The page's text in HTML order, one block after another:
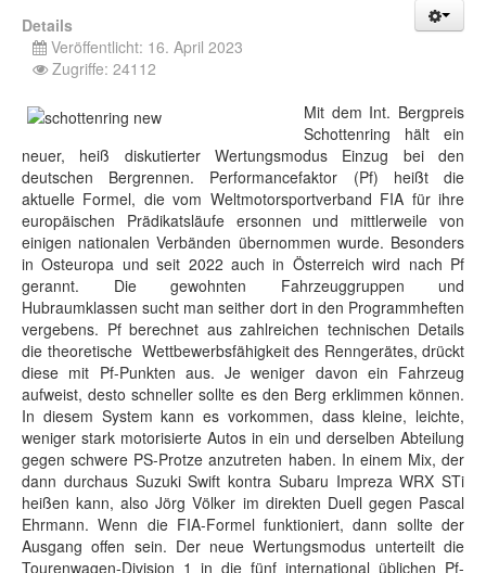
Details
Veröffentlicht: 16. April 2023
Zugriffe: 24112
Mit dem Int. Bergpreis
Schottenring hält ein
neuer, heiß diskutierter Wertungsmodus Einzug bei den
deutschen Bergrennen. Performancefaktor (Pf) heißt die
aktuelle Formel, die vom Weltmotorsportverband FIA für ihre
europäischen Prädikatsläufe ersonnen und mittlerweile von
einigen nationalen Verbänden übernommen wurde. Besonders
in Osteuropa und seit 2022 auch in Österreich wird nach Pf
gerannt. Die gewohnten Fahrzeuggruppen und
Hubraumklassen sucht man seither dort in den Programmheften
vergebens. Pf berechnet aus zahlreichen technischen Details
die theoretische Wettbewerbsfähigkeit des Renngerätes, drückt
diese mit Pf-Punkten aus. Je weniger davon ein Fahrzeug
aufweist, desto schneller sollte es den Berg erklimmen können.
In diesem System kann es vorkommen, dass kleine, leichte,
weniger stark motorisierte Autos in ein und derselben Abteilung
gegen schwere PS-Protze anzutreten haben. In einem Mix, der
dann durchaus Suzuki Swift kontra Subaru Impreza WRX STi
heißen kann, also Jörg Völker im direkten Duell gegen Pascal
Ehrmann. Wenn die FIA-Formel funktioniert, dann sollte der
Ausgang offen sein. Der neue Wertungsmodus unterteilt die
Tourenwagen-Division 1 in die fünf international üblichen Pf-